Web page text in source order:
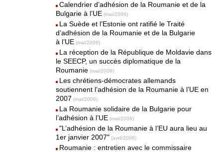
Calendrier d’adhésion de la Roumanie et de la
Bulgarie à l’UE (mai/2006)
La Suède et l’Estonie ont ratifié le Traité
d’adhésion de la Roumanie et de la Bulgarie
à l’UE (mai/2006)
La réception de la République de Moldavie dans
le SEECP, un succès diplomatique de la
Roumanie (mai/2006)
Les chrétiens-démocrates allemands
soutiennent l’adhésion de la Roumanie à l’UE en
2007 (mai/2006)
La Roumanie solidaire de la Bulgarie pour
l’adhésion à l’UE (mai/2006)
"L’adhésion de la Roumanie à l’EU aura lieu au
1er janvier 2007" (avril/2006)
Roumanie : entretien avec le commissaire